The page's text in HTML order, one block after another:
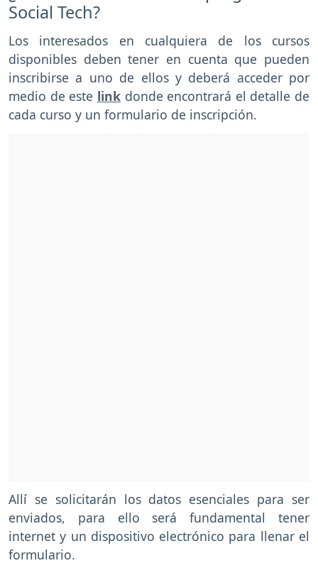
Social Tech?
Los interesados en cualquiera de los cursos
disponibles deben tener en cuenta que pueden
inscribirse a uno de ellos y deberá acceder por
medio de este linkdonde encontrará el detalle de
cada curso y un formulario de inscripción.
Allí se solicitarán los datos esenciales para ser
enviados, para ello será fundamental tener
internet y un dispositivo electrónico para llenar el
formulario.